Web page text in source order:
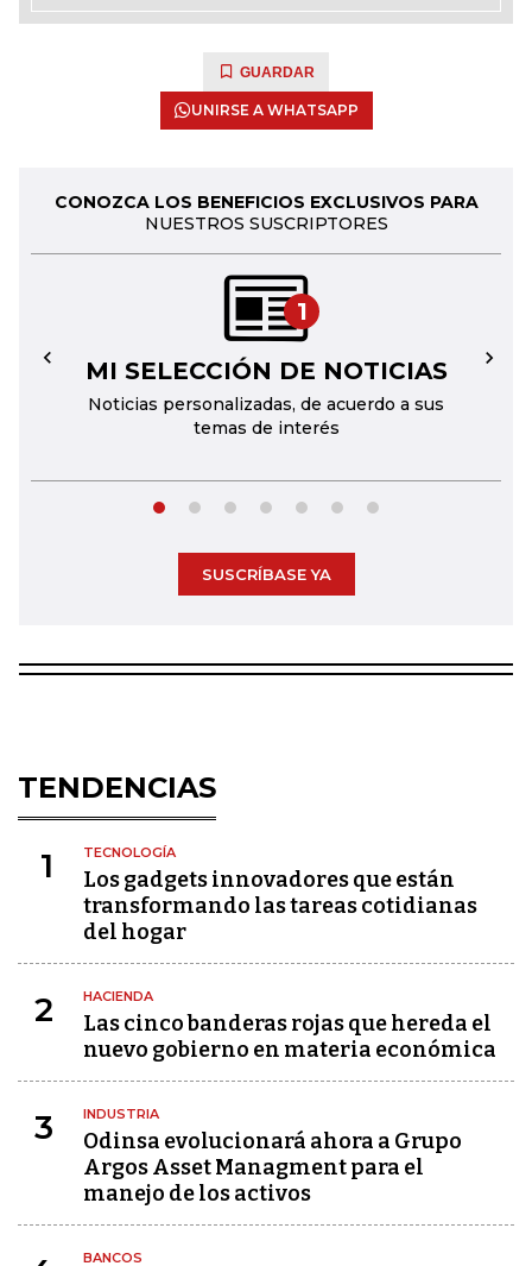
GUARDAR
UNIRSE A WHATSAPP
CONOZCA LOS BENEFICIOS EXCLUSIVOS PARA
NUESTROS SUSCRIPTORES
1
MI SELECCIÓN DE NOTICIAS
Noticias personalizadas, de acuerdo a sus
temas de interés
← →
SUSCRÍBASE YA
TENDENCIAS
1 TECNOLOGÍA
Los gadgets innovadores que están
transformando las tareas cotidianas
del hogar
2 HACIENDA
Las cinco banderas rojas que hereda el
nuevo gobierno en materia económica
3 INDUSTRIA
Odinsa evolucionará ahora a Grupo
Argos Asset Managment para el
manejo de los activos
BANCOS